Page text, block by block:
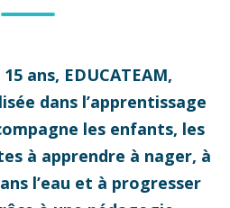
ans, EDUCATEAM,
dans l’apprentissage
les enfants, les
à apprendre à nager, à
l’eau et à progresser